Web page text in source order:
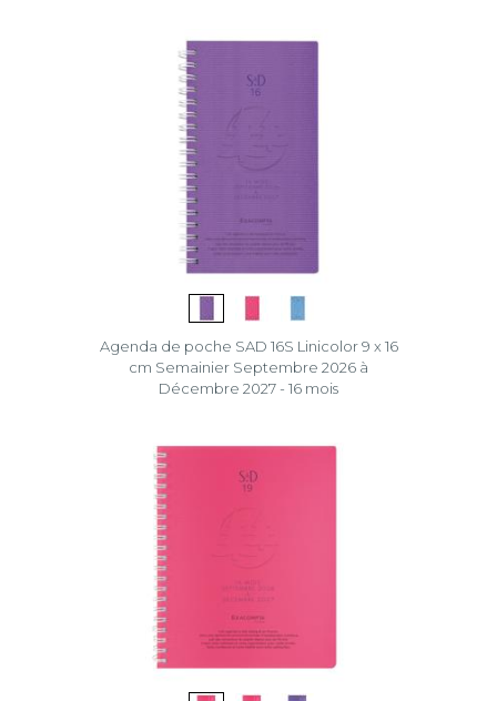
Agenda de poche SAD 16S Linicolor 9 x 16
cm Semainier Septembre 2026 à
Décembre 2027 - 16 mois